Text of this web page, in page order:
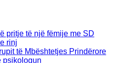
pritje të një fëmije me SD
rinj
të Mbështetjes Prindërore
psikologun